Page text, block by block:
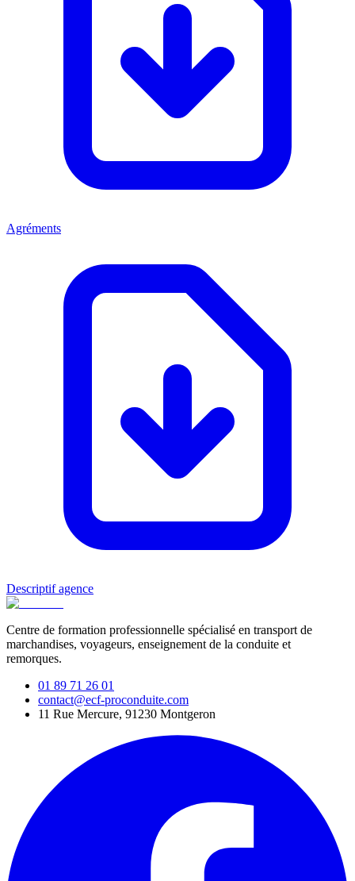
Agréments
Descriptif agence
Centre de formation professionnelle spécialisé en transport de
marchandises, voyageurs, enseignement de la conduite et
remorques.
01 89 71 26 01
contact@ecf-proconduite.com
11 Rue Mercure, 91230 Montgeron